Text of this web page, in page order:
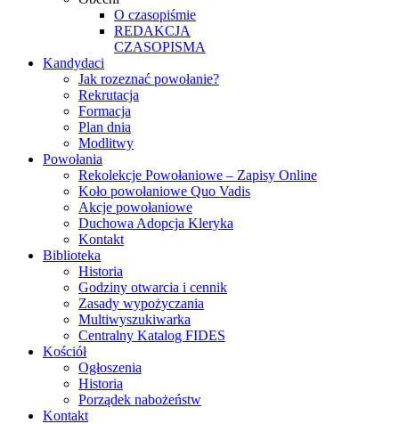
O czasopiśmie
REDAKCJA
CZASOPISMA
Kandydaci
Jak rozeznać powołanie?
Rekrutacja
Formacja
Plan dnia
Modlitwy
Powołania
Rekolekcje Powołaniowe – Zapisy Online
Koło powołaniowe Quo Vadis
Akcje powołaniowe
Duchowa Adopcja Kleryka
Kontakt
Biblioteka
Historia
Godziny otwarcia i cennik
Zasady wypożyczania
Multiwyszukiwarka
Centralny Katalog FIDES
Kościół
Ogłoszenia
Historia
Porządek nabożeństw
Kontakt